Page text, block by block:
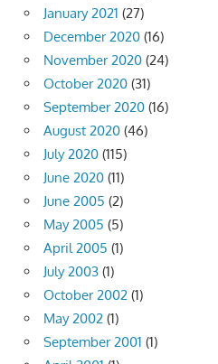
January 2021 (27)
December 2020 (16)
November 2020 (24)
October 2020 (31)
September 2020 (16)
August 2020 (46)
July 2020 (115)
June 2020 (11)
June 2005 (2)
May 2005 (5)
April 2005 (1)
July 2003 (1)
October 2002 (1)
May 2002 (1)
September 2001 (1)